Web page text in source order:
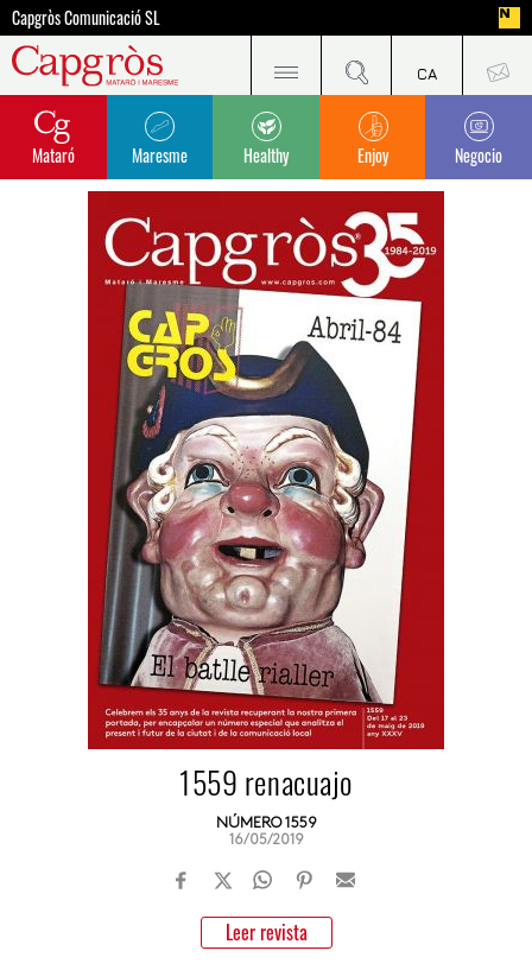
Capgròs Comunicació SL
Mataró Maresme Healthy Enjoy Negocio
1559 renacuajo
NÚMERO 1559
16/05/2019
Leer revista